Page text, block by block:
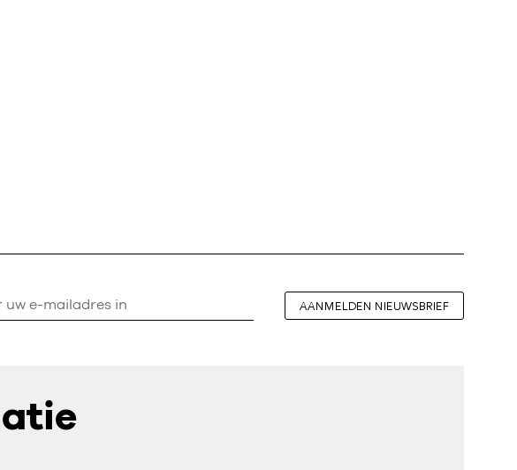
AANMELDEN NIEUWSBRIEF